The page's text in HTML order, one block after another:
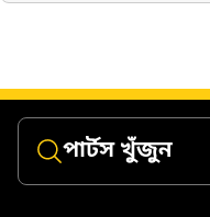
পার্টস খুঁজুন